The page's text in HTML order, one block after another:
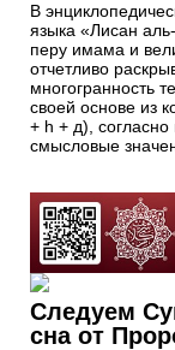
В
языка «Лисан
перу имама и
отчетливо
многогранность
своей основе из
+ h + д),
смысловые
Следуем